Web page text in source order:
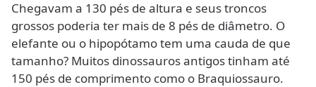
Chegavam a 130 pés de altura e seus troncos
grossos poderia ter mais de 8 pés de diâmetro. O
elefante ou o hipopótamo tem uma cauda de que
tamanho? Muitos dinossauros antigos tinham até
150 pés de comprimento como o Braquiossauro.